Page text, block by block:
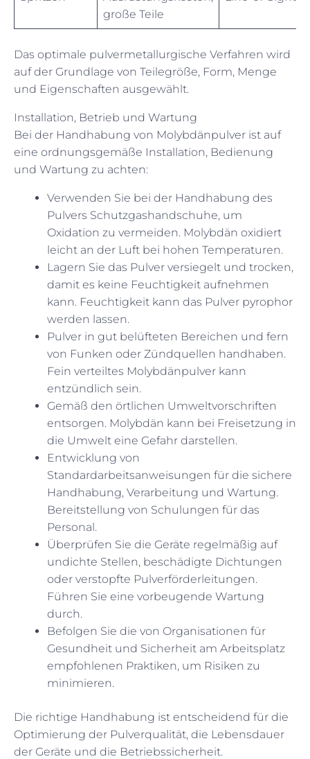
große Teile
Das optimale pulvermetallurgische Verfahren wird
auf der Grundlage von Teilegröße, Form, Menge
und Eigenschaften ausgewählt.
Installation, Betrieb und Wartung
Bei der Handhabung von Molybdänpulver ist auf
eine ordnungsgemäße Installation, Bedienung
und Wartung zu achten:
Verwenden Sie bei der Handhabung des
Pulvers Schutzgashandschuhe, um
Oxidation zu vermeiden. Molybdän oxidiert
leicht an der Luft bei hohen Temperaturen.
Lagern Sie das Pulver versiegelt und trocken,
damit es keine Feuchtigkeit aufnehmen
kann. Feuchtigkeit kann das Pulver pyrophor
werden lassen.
Pulver in gut belüfteten Bereichen und fern
von Funken oder Zündquellen handhaben.
Fein verteiltes Molybdänpulver kann
entzündlich sein.
Gemäß den örtlichen Umweltvorschriften
entsorgen. Molybdän kann bei Freisetzung in
die Umwelt eine Gefahr darstellen.
Entwicklung von
Standardarbeitsanweisungen für die sichere
Handhabung, Verarbeitung und Wartung.
Bereitstellung von Schulungen für das
Personal.
Überprüfen Sie die Geräte regelmäßig auf
undichte Stellen, beschädigte Dichtungen
oder verstopfte Pulverförderleitungen.
Führen Sie eine vorbeugende Wartung
durch.
Befolgen Sie die von Organisationen für
Gesundheit und Sicherheit am Arbeitsplatz
empfohlenen Praktiken, um Risiken zu
minimieren.
Die richtige Handhabung ist entscheidend für die
Optimierung der Pulverqualität, die Lebensdauer
der Geräte und die Betriebssicherheit.